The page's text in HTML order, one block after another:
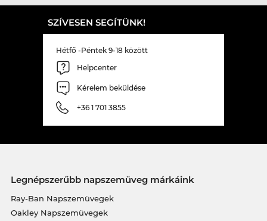
SZÍVESEN SEGÍTÜNK!
Hétfő -Péntek 9-18 között
Helpcenter
Kérelem beküldése
+36 1 701 3855
Legnépszerűbb napszemüveg márkáink
Ray-Ban Napszemüvegek
Oakley Napszemüvegek